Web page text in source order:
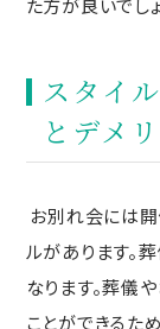
た方が良いでしょ
スタイ
とデメ
お別れ会には開
ルがあります。
なります。葬儀
ことができるた